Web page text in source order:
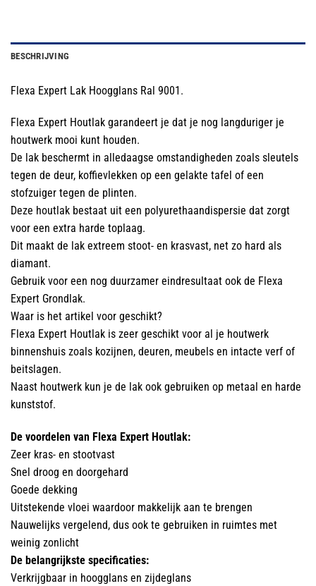
BESCHRIJVING
Flexa Expert Lak Hoogglans Ral 9001.
Flexa Expert Houtlak garandeert je dat je nog langduriger je
houtwerk mooi kunt houden.
De lak beschermt in alledaagse omstandigheden zoals sleutels
tegen de deur, koffievlekken op een gelakte tafel of een
stofzuiger tegen de plinten.
Deze houtlak bestaat uit een polyurethaandispersie dat zorgt
voor een extra harde toplaag.
Dit maakt de lak extreem stoot- en krasvast, net zo hard als
diamant.
Gebruik voor een nog duurzamer eindresultaat ook de Flexa
Expert Grondlak.
Waar is het artikel voor geschikt?
Flexa Expert Houtlak is zeer geschikt voor al je houtwerk
binnenshuis zoals kozijnen, deuren, meubels en intacte verf of
beitslagen.
Naast houtwerk kun je de lak ook gebruiken op metaal en harde
kunststof.
De voordelen van Flexa Expert Houtlak:
Zeer kras- en stootvast
Snel droog en doorgehard
Goede dekking
Uitstekende vloei waardoor makkelijk aan te brengen
Nauwelijks vergelend, dus ook te gebruiken in ruimtes met
weinig zonlicht
De belangrijkste specificaties:
Verkrijgbaar in hoogglans en zijdeglans